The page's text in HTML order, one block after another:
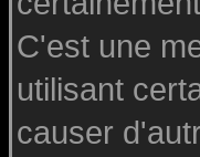
C'est une
utilisant
causer